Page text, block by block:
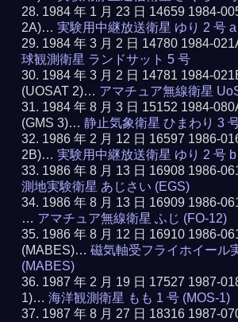
1984 年 1 月 23 日 14659 1984-
2A)…実験用中継放送衛星 ゆり 2 号
1984 年 3 月 2 日 14780 1984-
球観測衛星 ランドサット 5 号
1984 年 3 月 2 日 14781 1984-
(UOSAT 2)… アマチュア無線衛星
1984 年 8 月 3 日 15152 1984-
(GMS 3)…静止気象衛星 ひまわり 3
1986 年 2 月 12 日 16597 1986-
2B)…実験用中継放送衛星 ゆり 2 号
1986 年 8 月 13 日 16908 1986-
測地実験衛星 あじさい (EGS)
1986 年 8 月 13 日 16909 1986-
… アマチュア無線衛星 ふじ (FO-12)
1986 年 8 月 12 日 16910 1986-
(MABES)…磁気軸受フライホイール
(MABES)
1987 年 2 月 19 日 17527 1987-
1)…海洋観測衛星 もも 1 号 (MOS-1)
1987 年 8 月 27 日 18316 1987-